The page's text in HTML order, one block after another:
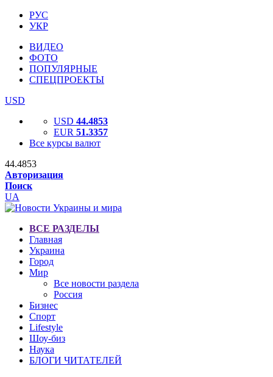
РУС
УКР
ВИДЕО
ФОТО
ПОПУЛЯРНЫЕ
СПЕЦПРОЕКТЫ
USD
USD 44.4853
EUR 51.3357
Все курсы валют
44.4853
Авторизация
Поиск
UA
ВСЕ РАЗДЕЛЫ
Главная
Украина
Город
Мир
Все новости раздела
Россия
Бизнес
Спорт
Lifestyle
Шоу-биз
Наука
БЛОГИ ЧИТАТЕЛЕЙ